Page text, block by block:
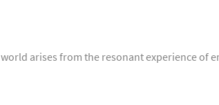
arises from the resonant experience of